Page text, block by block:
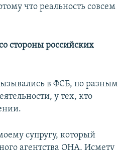
что реальность совсем
стороны российских
в ФСБ, по разным
у тех, кто
супругу, который
агентства QHA, Исмету